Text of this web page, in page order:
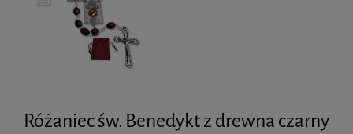
Różaniec św. Benedykt z drewna czarny